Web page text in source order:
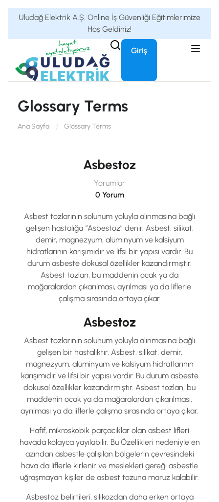
Uludağ Elektrik A.Ş. Online İş Güvenliği Eğitimlerimize
Hoş Geldiniz!
Giriş
Glossary Terms
Ana Sayfa Glossary Terms
Asbestoz
Yorumlar
0 Yorum
Asbest tozlarının solunum yoluyla alınmasına bağlı
gelişen hastalığa “Asbestoz” denir. Asbest, silikat,
demir, magnezyum, alüminyum ve kalsiyum
hidratlarının karışımıdır ve lifsi bir yapısı vardır. Bu
durum asbeste dokusal özellikler kazandırmıştır.
Asbest tozlan, bu maddenin ocak ya da
mağaralardan çıkarılması, ayrılması ya da liflerle
çalışma sırasında ortaya çıkar.
Asbestoz
Asbest tozlarının solunum yoluyla alınmasına bağlı
gelişen bir hastalıktır, Asbest, silikat, demir,
magnezyum, alüminyum ve kalsiyum hidratlarının
karışımıdır ve lifsi bir yapısı vardır. Bu durum asbeste
dokusal özellikler kazandırmıştır. Asbest tozlan, bu
maddenin ocak ya da mağaralardan çıkarılması,
ayrılması ya da liflerle çalışma sırasında ortaya çıkar.
Hafif, mikroskobik parçacıklar olan asbest lifleri
havada kolayca yayılabilir. Bu Özellikleri nedeniyle en
azından asbestle çalışılan bölgelerin çevresindeki
hava da liflerle kirlenir ve meslekleri gereği asbestle
uğraşmayan kişiler de asbest tozuna maruz kalabilir.
Asbestoz belirtileri, silikozdan daha erken ortaya